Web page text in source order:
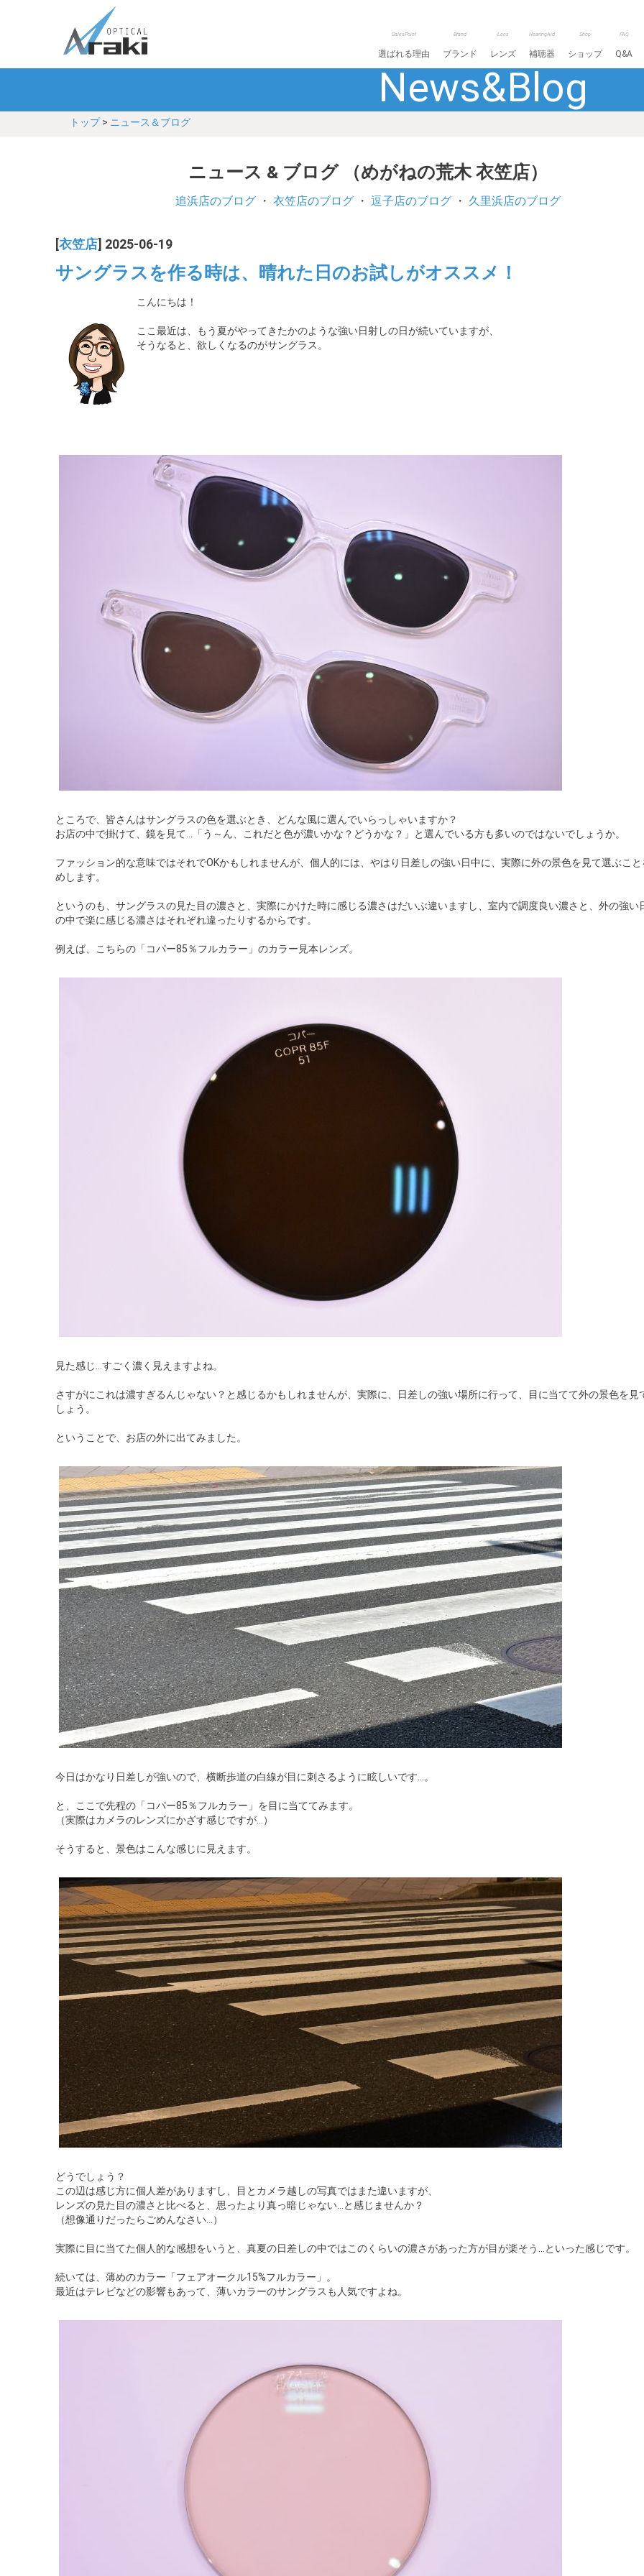
SalesPoint
選ばれる理由
Brand
ブランド
Lens
レンズ
HearingAid
補聴器
Shop
ショップ
FAQ
Q&A
News&Blog
トップ> ニュース＆ブログ
ニュース & ブログ （めがねの荒木 衣笠店）
追浜店のブログ ・ 衣笠店のブログ ・ 逗子店のブログ ・ 久里浜店のブログ
衣笠店 ] 2025-06-19
サングラスを作る時は、晴れた日のお試しがオススメ！
こんにちは！
ここ最近は、もう夏がやってきたかのような強い日射しの日が続いていますが、
そうなると、欲しくなるのがサングラス。
ところで、皆さんはサングラスの色を選ぶとき、どんな風に選んでいらっしゃいますか？
お店の中で掛けて、鏡を見て…「う～ん、これだと色が濃いかな？どうかな？」と選んでいる方も多いのではないでしょうか。
ファッション的な意味ではそれでOKかもしれませんが、個人的には、やはり日差しの強い日中に、実際に外の景色を見て選ぶこ
めします。
というのも、サングラスの見た目の濃さと、実際にかけた時に感じる濃さはだいぶ違いますし、室内で調度良い濃さと、外の強い
の中で楽に感じる濃さはそれぞれ違ったりするからです。
例えば、こちらの「コパー85％フルカラー」のカラー見本レンズ。
見た感じ…すごく濃く見えますよね。
さすがにこれは濃すぎるんじゃない？と感じるかもしれませんが、実際に、日差しの強い場所に行って、目に当てて外の景色を見
しょう。
ということで、お店の外に出てみました。
今日はかなり日差しが強いので、横断歩道の白線が目に刺さるように眩しいです…。
と、ここで先程の「コパー85％フルカラー」を目に当ててみます。
（実際はカメラのレンズにかざす感じですが…）
そうすると、景色はこんな感じに見えます。
どうでしょう？
この辺は感じ方に個人差がありますし、目とカメラ越しの写真ではまた違いますが、
レンズの見た目の濃さと比べると、思ったより真っ暗じゃない…と感じませんか？
（想像通りだったらごめんなさい…）
実際に目に当てた個人的な感想をいうと、真夏の日差しの中ではこのくらいの濃さがあった方が目が楽そう…といった感じです。
続いては、薄めのカラー「フェアオークル15%フルカラー」。
最近はテレビなどの影響もあって、薄いカラーのサングラスも人気ですよね。